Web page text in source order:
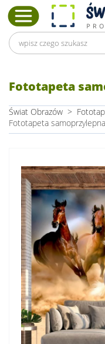
Fototapeta
Świat Obrazów >
Fototapeta samoprzylepna